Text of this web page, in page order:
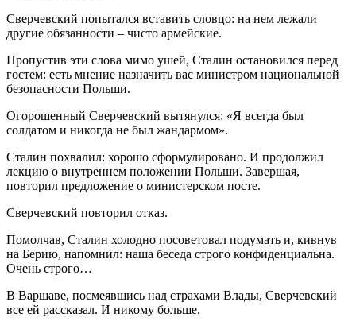
Сверчевский попытался вставить словцо: на нем лежали
другие обязанности – чисто армейские.
Пропустив эти слова мимо ушей, Сталин остановился перед
гостем: есть мнение назначить вас министром национальной
безопасности Польши.
Огорошенный Сверчевский вытянулся: «Я всегда был
солдатом и никогда не был жандармом».
Сталин похвалил: хорошо сформулировано. И продолжил
лекцию о внутреннем положении Польши. Завершая,
повторил предложение о министерском посте.
Сверчевский повторил отказ.
Помолчав, Сталин холодно посоветовал подумать и, кивнув
на Берию, напомнил: наша беседа строго конфиденциальна.
Очень строго…
В Варшаве, посмеявшись над страхами Влады, Сверчевский
все ей рассказал. И никому больше.